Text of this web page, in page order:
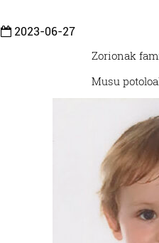
2023-06-27
Zorionak
Musu